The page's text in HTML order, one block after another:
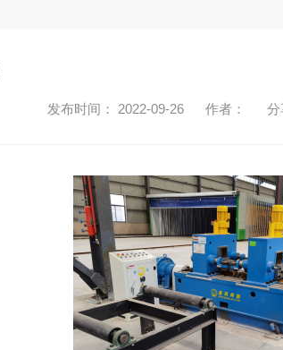
发布时间： 2022-09-26 作者： 分